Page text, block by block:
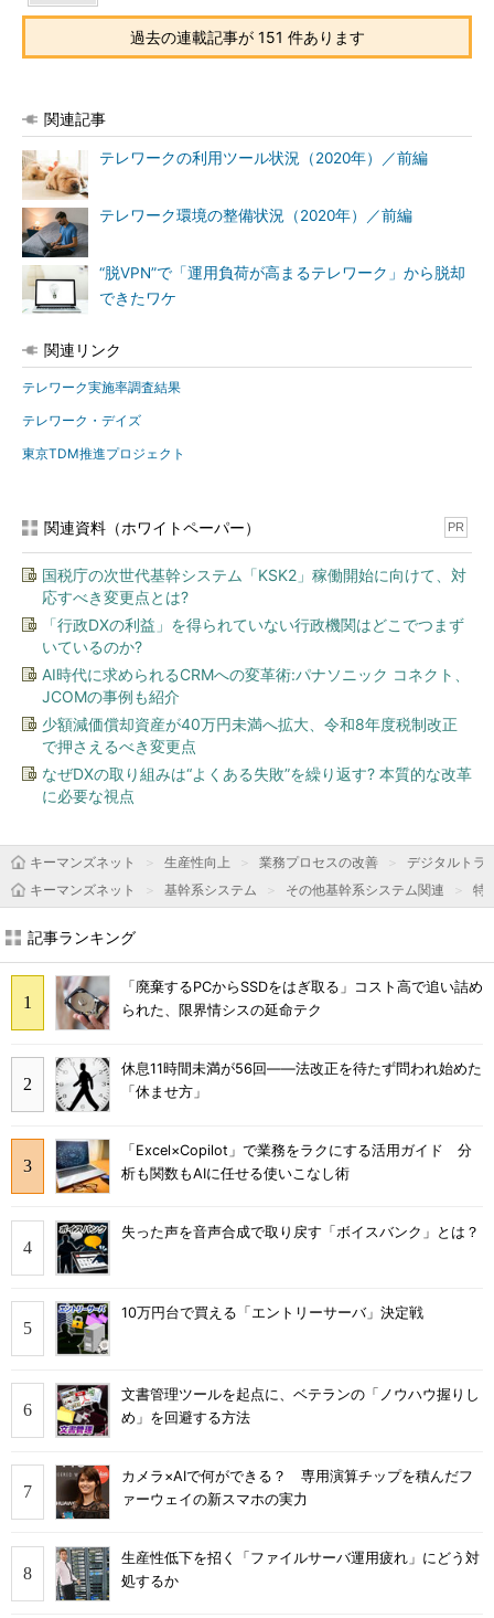
過去の連載記事が 151 件あります
関連記事
テレワークの利用ツール状況（2020年）／前編
テレワーク環境の整備状況（2020年）／前編
“脱VPN”で「運用負荷が高まるテレワーク」から脱却
できたワケ
関連リンク
テレワーク実施率調査結果
テレワーク・デイズ
東京TDM推進プロジェクト
関連資料（ホワイトペーパー） PR
国税庁の次世代基幹システム「KSK2」稼働開始に向けて、対
応すべき変更点とは?
「行政DXの利益」を得られていない行政機関はどこでつまず
いているのか?
AI時代に求められるCRMへの変革術:パナソニック コネクト、
JCOMの事例も紹介
少額減価償却資産が40万円未満へ拡大、令和8年度税制改正
で押さえるべき変更点
なぜDXの取り組みは“よくある失敗”を繰り返す? 本質的な改革
に必要な視点
キーマンズネット 生産性向上 業務プロセスの改善
デジタルトラ
キーマンズネット
基幹系システム その他基幹系システム関連 特
記事ランキング
「廃棄するPCからSSDをはぎ取る」コスト高で追い詰め
られた、限界情シスの延命テク
休息11時間未満が56回――法改正を待たず問われ始めた
「休ませ方」
「Excel×Copilot」で業務をラクにする活用ガイド 分
析も関数もAIに任せる使いこなし術
失った声を音声合成で取り戻す「ボイスバンク」とは？
10万円台で買える「エントリーサーバ」決定戦
文書管理ツールを起点に、ベテランの「ノウハウ握りし
め」を回避する方法
カメラ×AIで何ができる？ 専用演算チップを積んだフ
ァーウェイの新スマホの実力
生産性低下を招く「ファイルサーバ運用疲れ」にどう対
処するか